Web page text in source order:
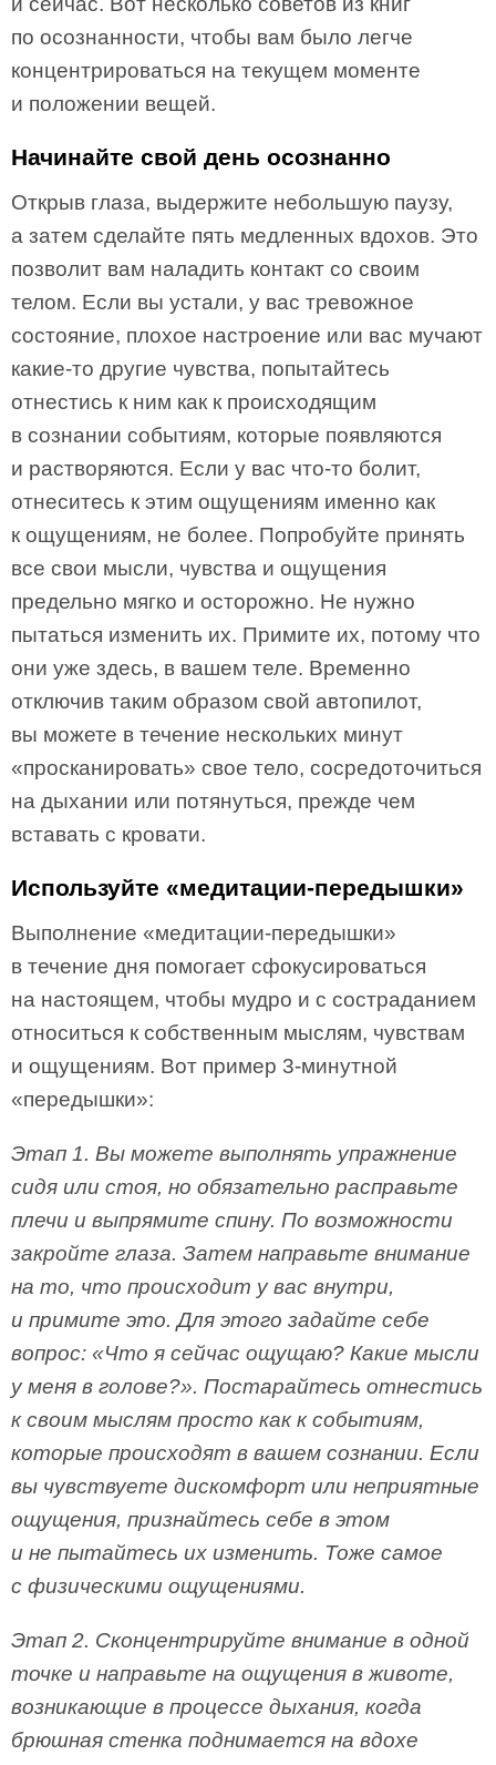
по осознанности, чтобы вам было легче
концентрироваться на текущем моменте
и положении вещей.
Начинайте свой день осознанно
Открыв глаза, выдержите небольшую паузу,
а затем сделайте пять медленных вдохов. Это
позволит вам наладить контакт со своим
телом. Если вы устали, у вас тревожное
состояние, плохое настроение или вас мучают
какие-то другие чувства, попытайтесь
отнестись к ним как к происходящим
в сознании событиям, которые появляются
и растворяются. Если у вас что-то болит,
отнеситесь к этим ощущениям именно как
к ощущениям, не более. Попробуйте принять
все свои мысли, чувства и ощущения
предельно мягко и осторожно. Не нужно
пытаться изменить их. Примите их, потому что
они уже здесь, в вашем теле. Временно
отключив таким образом свой автопилот,
вы можете в течение нескольких минут
«просканировать» свое тело, сосредоточиться
на дыхании или потянуться, прежде чем
вставать с кровати.
Используйте «медитации-передышки»
Выполнение «медитации-передышки»
в течение дня помогает сфокусироваться
на настоящем, чтобы мудро и с состраданием
относиться к собственным мыслям, чувствам
и ощущениям. Вот пример 3-минутной
«передышки»:
Этап 1. Вы можете выполнять упражнение
сидя или стоя, но обязательно расправьте
плечи и выпрямите спину. По возможности
закройте глаза. Затем направьте внимание
на то, что происходит у вас внутри,
и примите это. Для этого задайте себе
вопрос: «Что я сейчас ощущаю? Какие мысли
у меня в голове?». Постарайтесь отнестись
к своим мыслям просто как к событиям,
которые происходят в вашем сознании. Если
вы чувствуете дискомфорт или неприятные
ощущения, признайтесь себе в этом
и не пытайтесь их изменить. Тоже самое
с физическими ощущениями.
Этап 2. Сконцентрируйте внимание в одной
точке и направьте на ощущения в животе,
возникающие в процессе дыхания, когда
брюшная стенка поднимается на вдохе